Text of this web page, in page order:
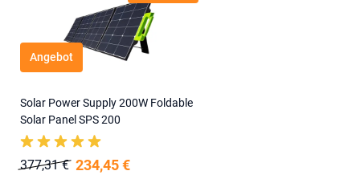
Angebot
Solar Power Supply 200W Foldable
Solar Panel SPS 200
377,31 € 234,45 €